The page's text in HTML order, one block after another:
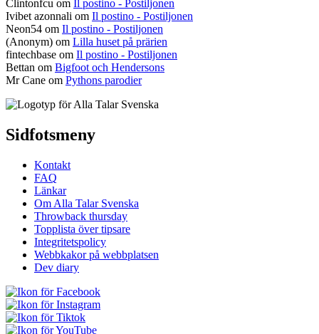
Clintonfcu om Il postino - Postiljonen
Ivibet azonnali om Il postino - Postiljonen
Neon54 om Il postino - Postiljonen
(Anonym) om Lilla huset på prärien
fintechbase om Il postino - Postiljonen
Bettan om Bigfoot och Hendersons
Mr Cane om Pythons parodier
Sidfotsmeny
Kontakt
FAQ
Länkar
Om Alla Talar Svenska
Throwback thursday
Topplista över tipsare
Integritetspolicy
Webbkakor på webbplatsen
Dev diary